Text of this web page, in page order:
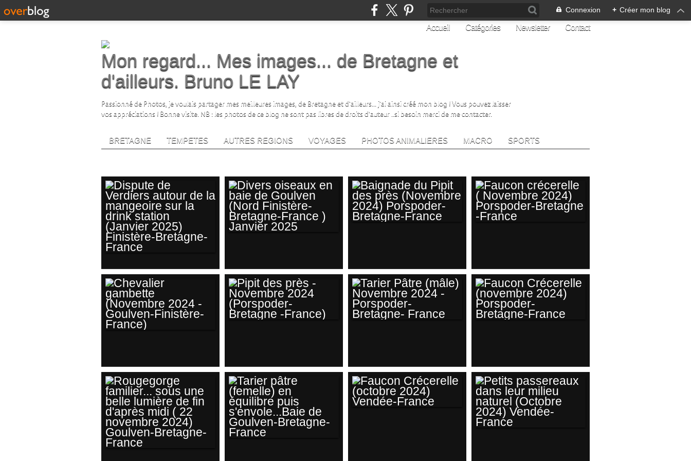
Connexion + Créer mon blog
Accueil Catégories Newsletter Contact
Mon regard... Mes images... de Bretagne et
d'ailleurs. Bruno LE LAY
Passionné de Photos, je voulais partager mes meilleures images, de Bretagne et d'ailleurs... j'ai ainsi créé mon blog ! Vous pouvez laisser
vos appréciations ! Bonne visite. NB : les photos de ce blog ne sont pas libres de droits d'auteur ..si besoin merci de me contacter.
BRETAGNE TEMPETES AUTRES REGIONS VOYAGES PHOTOS ANIMALIERES MACRO SPORTS
DISPUTE DE
VERDIERS AUTOUR
DE LA MANGEOIRE
SUR LA DRINK
BRETAGNE-
FRANCE
EN BAIE DE
GOULVEN (NORD
FINISTÈRE-
BRETAGNE-
DES PRÈS
(NOVEMBRE 2024)
PORSPODER-
BRETAGNE-
CRÉCERELLE (
NOVEMBRE 2024)
PORSPODER-
BRETAGNE -
GAMBETTE
(NOVEMBRE 2024 -
GOULVEN-
FINISTÈRE-
FRANCE)
NOVEMBRE 2024
(PORSPODER-
BRETAGNE -
FRANCE)
(MÂLE) NOVEMBRE
2024 -PORSPODER-
BRETAGNE-
FRANCE
CRÉCERELLE
(NOVEMBRE 2024)
PORSPODER-
BRETAGNE-
FRANCE